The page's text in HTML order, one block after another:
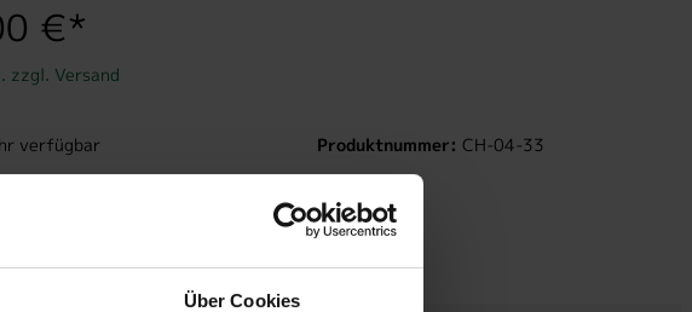
Über Cookies
€*
zzgl. Versand
verfügbar Produktnummer: CH-04-33